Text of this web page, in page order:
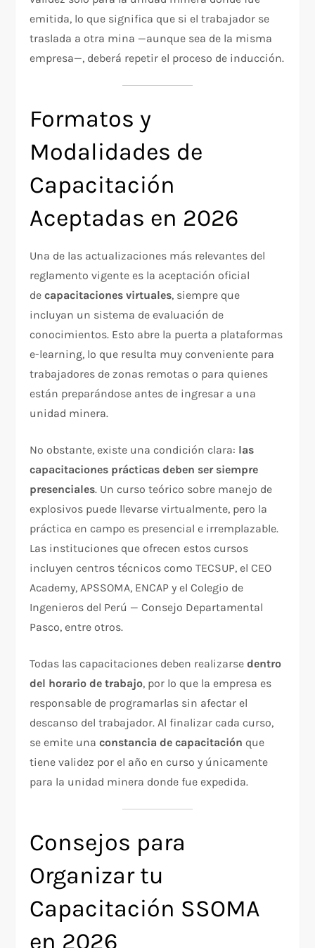
emitida, lo que significa que si el trabajador se
traslada a otra mina —aunque sea de la misma
empresa—, deberá repetir el proceso de inducción.
Formatos y
Modalidades de
Capacitación
Aceptadas en 2026
Una de las actualizaciones más relevantes del
reglamento vigente es la aceptación oficial
decapacitaciones virtuales, siempre que
incluyan un sistema de evaluación de
conocimientos. Esto abre la puerta a plataformas
e-learning, lo que resulta muy conveniente para
trabajadores de zonas remotas o para quienes
están preparándose antes de ingresar a una
unidad minera.
No obstante, existe una condición clara: las
capacitaciones prácticas deben ser siempre
presenciales. Un curso teórico sobre manejo de
explosivos puede llevarse virtualmente, pero la
práctica en campo es presencial e irremplazable.
Las instituciones que ofrecen estos cursos
incluyen centros técnicos como TECSUP, el CEO
Academy, APSSOMA, ENCAP y el Colegio de
Ingenieros del Perú — Consejo Departamental
Pasco, entre otros.
Todas las capacitaciones deben realizarsedentro
del horario de trabajo, por lo que la empresa es
responsable de programarlas sin afectar el
descanso del trabajador. Al finalizar cada curso,
se emite unaconstancia de capacitación que
tiene validez por el año en curso y únicamente
para la unidad minera donde fue expedida.
Consejos para
Organizar tu
Capacitación SSOMA
en 2026